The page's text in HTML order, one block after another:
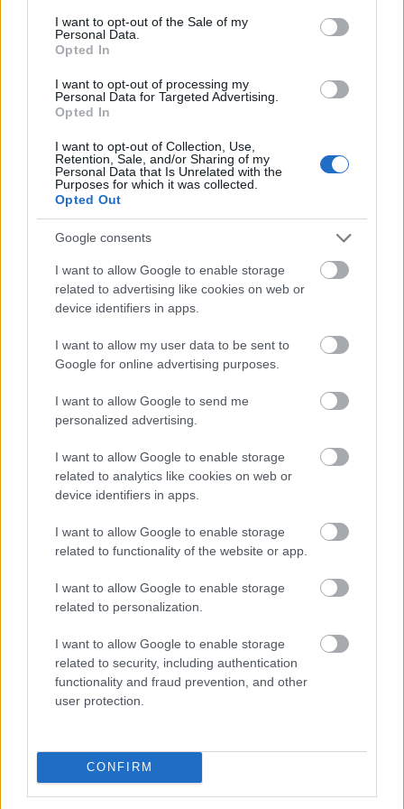
consent section.
I want to opt-out of the Sale of my
Personal Data.
Opted In
I want to opt-out of processing my
Personal Data for Targeted Advertising.
Opted In
I want to opt-out of Collection, Use,
Retention, Sale, and/or Sharing of my
Personal Data that Is Unrelated with the
Purposes for which it was collected.
Opted Out
Google consents
I want to allow Google to enable storage
related to advertising like cookies on web or
device identifiers in apps.
I want to allow my user data to be sent to
Google for online advertising purposes.
I want to allow Google to send me
personalized advertising.
I want to allow Google to enable storage
related to analytics like cookies on web or
device identifiers in apps.
I want to allow Google to enable storage
related to functionality of the website or app.
I want to allow Google to enable storage
related to personalization.
I want to allow Google to enable storage
related to security, including authentication
functionality and fraud prevention, and other
user protection.
CONFIRM
helyezett dal. AThe Honey Roll-ban én kicsi vissza
kacsintást érzek a régebbi Bon Scott-os érára. Ott
lemeznek, hogy a dalok többsége négy-öt perc
között mozog mégsem válnak unalmassá. Az
a dal valami zseniális. Ahogy elindul, kellően
hangulatba rakja a hallgatót, hogy utána egy
lüktetős riffel vigyék tovább a dalt. A refrén meg
tipikusan úgy szólal meg, hogy azt a kocsiban együtt
ordítom Brian-nel.
hunglish áldozata volt nálam évekig. Marhára nem
értettem gyerekként, hogy CÉZÁR! nem is
foglalkoztam a szöveggel annyira, így töredelmesen
bevallom, hogy most az újrahallgatás során
magával az embert tűzön-vízen át. Az album egyik
legjobb dala a számomra, noha nehéz kiemelni egy-